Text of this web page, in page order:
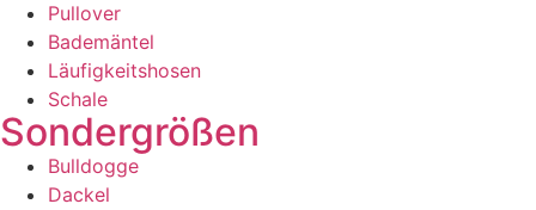
Pullover
Bademäntel
Läufigkeitshosen
Schale
Sondergrößen
Bulldogge
Dackel